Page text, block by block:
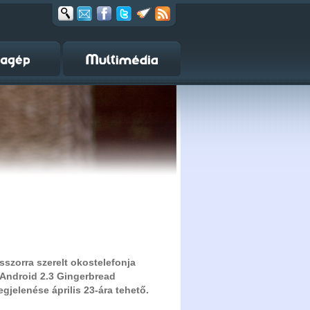
szerelt okostelefonja
2.3 Gingerbread
április 23-ára tehető.